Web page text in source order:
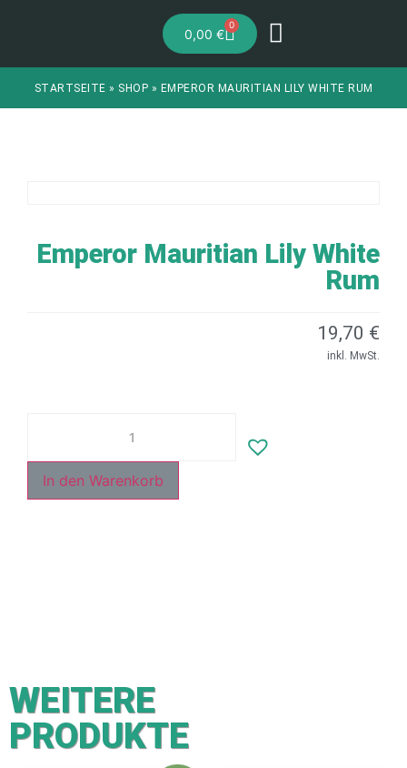
0,00€
0
STARTSEITE » SHOP » EMPEROR MAURITIAN LILY WHITE RUM
Emperor Mauritian Lily White
Rum
19,70 €
inkl. MwSt.
In den Warenkorb
WEITERE
PRODUKTE